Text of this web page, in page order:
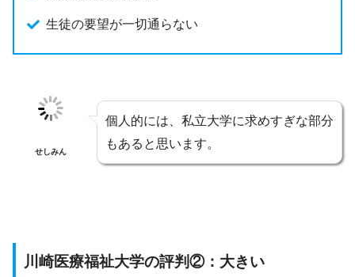
生徒の要望が一切通らない
せしみん
個人的には、私立大学に求めすぎな部分
もあると思います。
川崎医療福祉大学の評判②：大きい